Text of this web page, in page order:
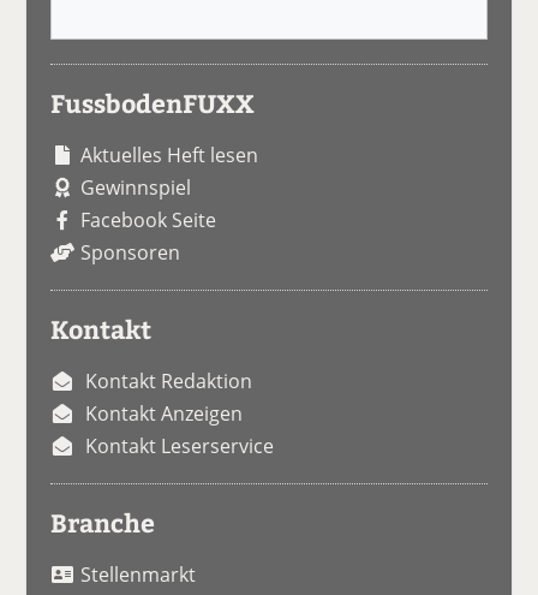
FussbodenFUXX
Aktuelles Heft lesen
Gewinnspiel
Facebook Seite
Sponsoren
Kontakt
Kontakt Redaktion
Kontakt Anzeigen
Kontakt Leserservice
Branche
Stellenmarkt